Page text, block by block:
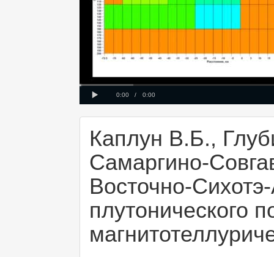
Current
0:00 / Duration
0:00
Loaded: 0%
Progress:
0%
00:00
Каплун В.Б.,
Самаргино-
Восточно-
плутонического